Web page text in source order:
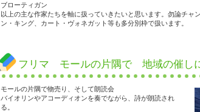
ブローティガン
以上の主な作家たちを軸に扱っていきたいと思います。勿論チャ
ン・キング、カート・ヴォネガット等も多分別枠で扱います。
フリマ モールの片隅で 地域の催し
モールの片隅で物売り、そして朗読会
バイオリンやアコーディオンを奏でながら、詩が朗読され
る。